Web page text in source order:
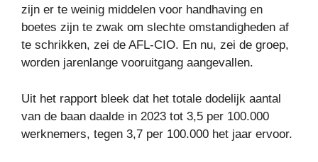
zijn er te weinig middelen voor handhaving en
boetes zijn te zwak om slechte omstandigheden af ​​
te schrikken, zei de AFL-CIO. En nu, zei de groep,
worden jarenlange vooruitgang aangevallen.
Uit het rapport bleek dat het totale dodelijk aantal
van de baan daalde in 2023 tot 3,5 per 100.000
werknemers, tegen 3,7 per 100.000 het jaar ervoor.